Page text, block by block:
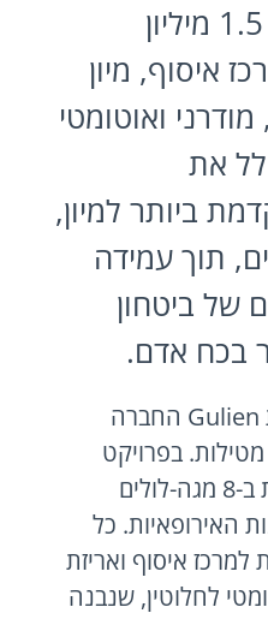
בMURCIA גדלות 1.5 מיליון
איסוף, מיון
ואוטומטי
את
ביותר למיון,
תוך עמידה
של ביטחון
בכח אדם.
MURCIA נבנה לחברת Gulien החברה
בפרויקט
גדלות 1.5 מיליון מטילות ב-8 מגה-לולים
האירופאיות. כל
למרכז איסוף ואריזת
לחלוטין, שנבנה